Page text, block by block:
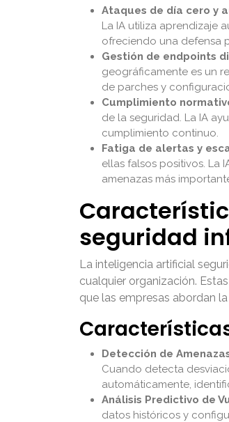
Ataques de día cero y
La IA utiliza aprendizaje
ofreciendo una defensa
Gestión de endpoints
geográficamente es un
de parches y
Cumplimiento
de la seguridad. La IA
cumplimiento continuo.
Fatiga de alertas y
ellas falsos positivos. La
amenazas más
seguridad
La inteligencia artificial
cualquier organización.
que las empresas abordan
Detección de
Cuando detecta
automáticamente,
Análisis Predictivo de
datos históricos y